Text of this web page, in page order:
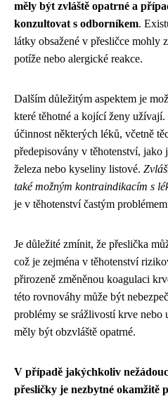
měly být zvláště opatrné a
konzultovat s odborníkem.
látky obsažené v přesličce mohly
potíže nebo alergické reakce.
Dalším důležitým aspektem je
které těhotné a kojící ženy
účinnost některých léků, včetně
předepisovány v těhotenství, jako
železa nebo kyseliny listové.
také možným kontraindikacím s
je v těhotenství častým
Je důležité zmínit, že přeslička
což je zejména v těhotenství
přirozeně změněnou koagulaci
této rovnováhy může být
problémy se srážlivostí krve
měly být obzvláště opatrné.
V případě jakýchkoliv
přesličky je nezbytné okamžitě